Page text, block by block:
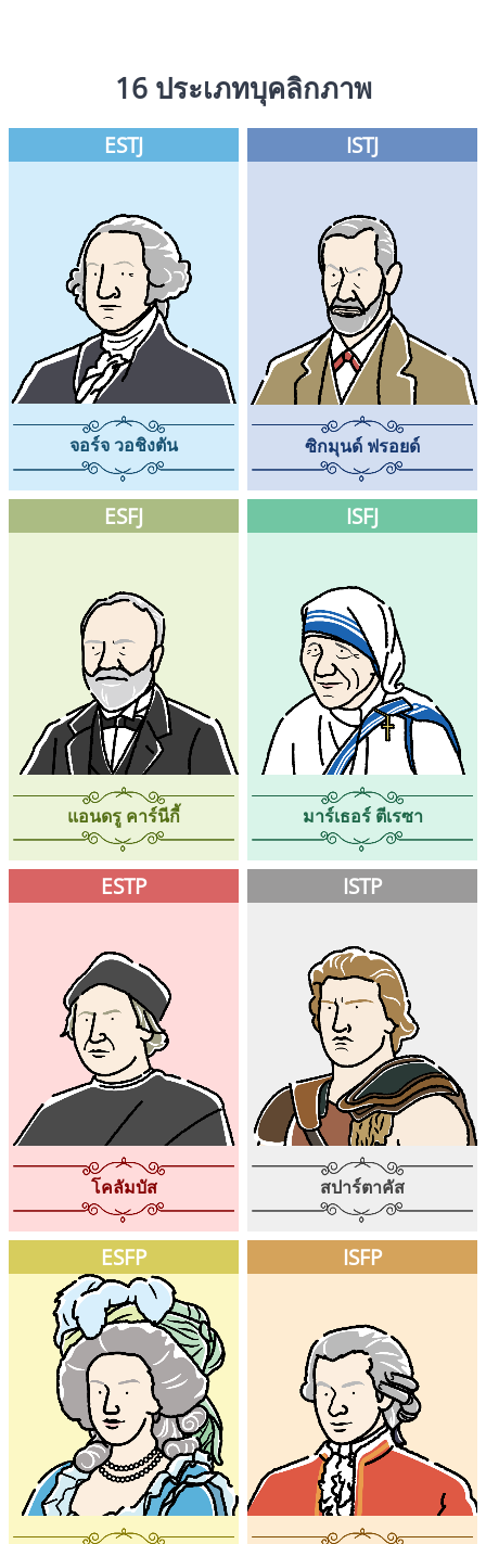
16 ประเภทบุคลิกภาพ
ESTJ
จอร์จ วอชิงตัน
ISTJ
ซิกมุนด์ ฟรอยด์
ESFJ
แอนดรู คาร์นีกี้
ISFJ
มาร์เธอร์ ตีเรซา
ESTP
โคลัมบัส
ISTP
สปาร์ตาคัส
ESFP ISFP